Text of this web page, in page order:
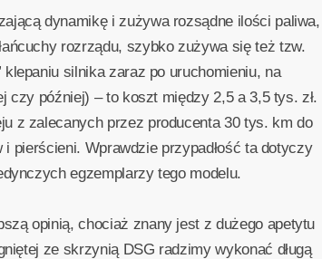
dynamikę i zużywa rozsądne ilości paliwa,
rozrządu, szybko zużywa się też tzw.
silnika zaraz po uruchomieniu, na
czy później) – to koszt między 2,5 a 3,5 tys. zł.
z zalecanych przez producenta 30 tys. km do
pierścieni. Wprawdzie przypadłość ta dotyczy
egzemplarzy tego modelu.
opinią, chociaż znany jest z dużego apetytu
ze skrzynią DSG radzimy wykonać długą